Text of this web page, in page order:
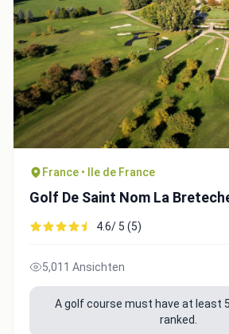
France • Ile de France
Golf De Saint Nom La
4.6/ 5 (5)
5,011 Ansichten
A golf course must have at least
ranked.